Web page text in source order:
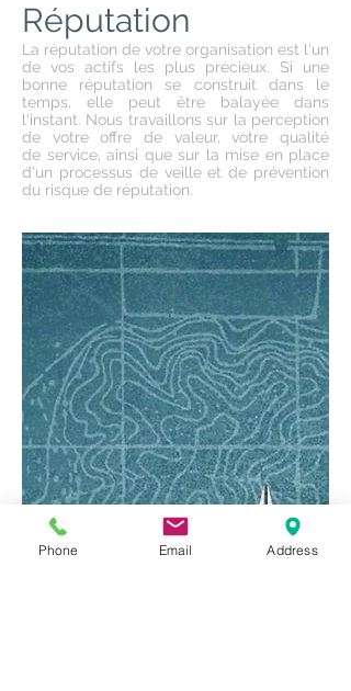
Réputation
La réputation de votre organisation est l'un
de vos actifs les plus précieux. Si une
bonne réputation se construit dans le
temps, elle peut être balayée dans
l'instant. Nous travaillons sur la perception
de votre offre de valeur, votre qualité
de service, ainsi que sur la mise en place
d'un processus de veille et de prévention
du risque de réputation.
Phone Email Address